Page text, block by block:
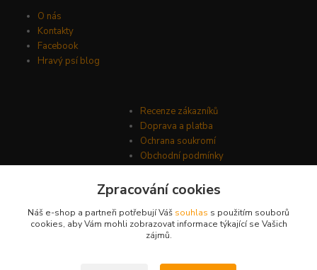
O nás
Kontakty
Facebook
Hravý psí blog
Recenze zákazníků
Doprava a platba
Ochrana soukromí
Obchodní podmínky
Zpracování cookies
Náš e-shop a partneři potřebují Váš souhlas s použitím souborů
cookies, aby Vám mohli zobrazovat informace týkající se Vašich
zájmů.